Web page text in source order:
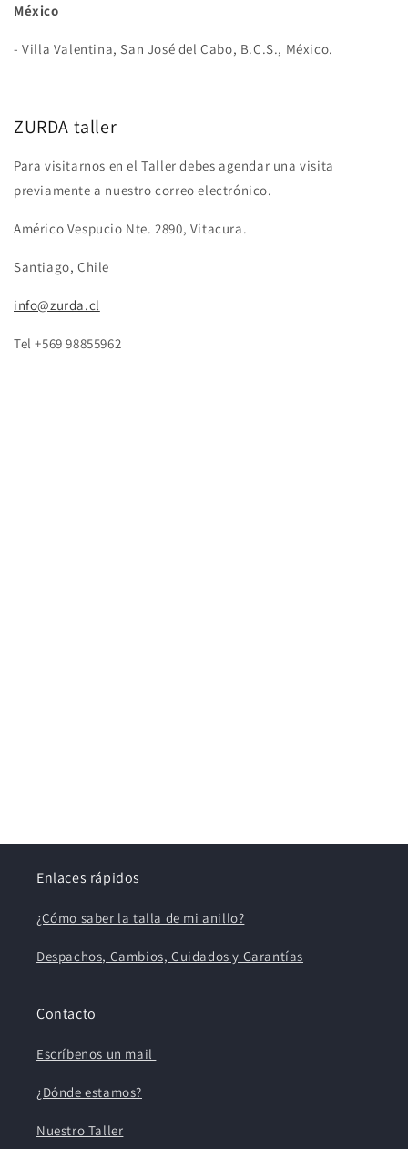
México
- Villa Valentina, San José del Cabo, B.C.S., México.
ZURDA taller
Para visitarnos en el Taller debes agendar una visita
previamente a nuestro correo electrónico.
Américo Vespucio Nte. 2890, Vitacura.
Santiago, Chile
info@zurda.cl
Tel +569 98855962
Enlaces rápidos
¿Cómo saber la talla de mi anillo?
Despachos, Cambios, Cuidados y Garantías
Contacto
Escríbenos un mail
¿Dónde estamos?
Nuestro Taller